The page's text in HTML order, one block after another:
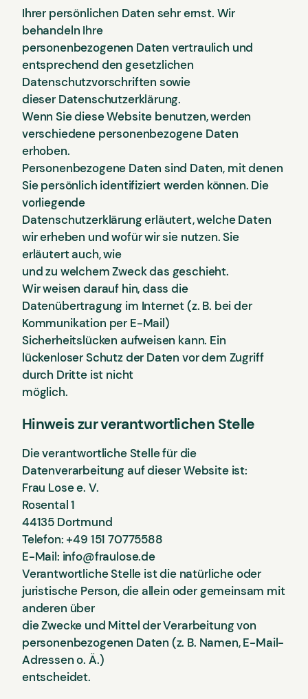
Ihrer persönlichen Daten sehr ernst. Wir
behandeln Ihre
personenbezogenen Daten vertraulich und
entsprechend den gesetzlichen
Datenschutzvorschriften sowie
dieser Datenschutzerklärung.
Wenn Sie diese Website benutzen, werden
verschiedene personenbezogene Daten
erhoben.
Personenbezogene Daten sind Daten, mit denen
Sie persönlich identifiziert werden können. Die
vorliegende
Datenschutzerklärung erläutert, welche Daten
wir erheben und wofür wir sie nutzen. Sie
erläutert auch, wie
und zu welchem Zweck das geschieht.
Wir weisen darauf hin, dass die
Datenübertragung im Internet (z. B. bei der
Kommunikation per E-Mail)
Sicherheitslücken aufweisen kann. Ein
lückenloser Schutz der Daten vor dem Zugriff
durch Dritte ist nicht
möglich.
Hinweis zur verantwortlichen Stelle
Die verantwortliche Stelle für die
Datenverarbeitung auf dieser Website ist:
Frau Lose e. V.
Rosental 1
44135 Dortmund
Telefon: +49 151 70775588
E-Mail: info@fraulose.de
Verantwortliche Stelle ist die natürliche oder
juristische Person, die allein oder gemeinsam mit
anderen über
die Zwecke und Mittel der Verarbeitung von
personenbezogenen Daten (z. B. Namen, E-Mail-
Adressen o. Ä.)
entscheidet.